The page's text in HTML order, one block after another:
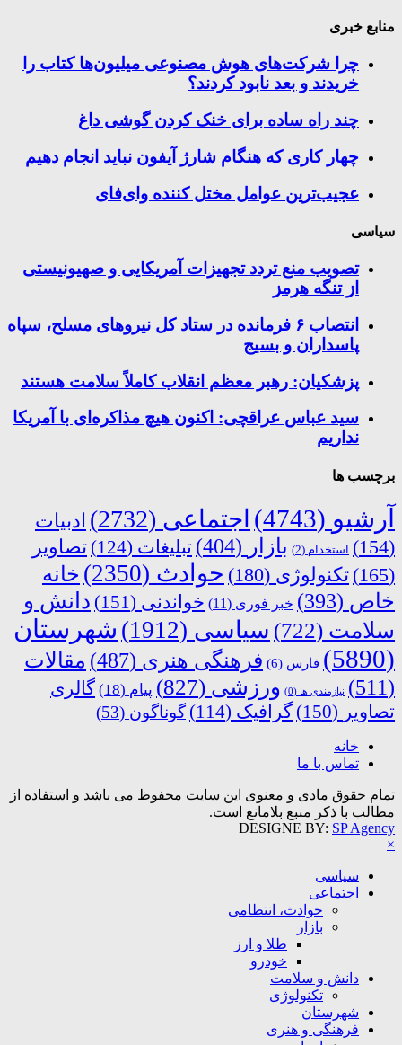
منابع خبری
چرا شرکت‌های هوش مصنوعی میلیون‌ها کتاب را
خریدند و بعد نابود کردند؟
چند راه‌ ساده برای خنک کردن گوشی داغ
چهار کاری که هنگام شارژ آیفون نباید انجام دهیم
عجیب‌ترین عوامل مختل کننده وای‌فای
سیاسی
تصویب منع تردد تجهیزات آمریکایی و صهیونیستی
از تنگه هرمز
انتصاب ۶ فرمانده در ستاد کل نیروهای مسلح، سپاه
پاسداران و بسیج
پزشکیان: رهبر معظم انقلاب کاملاً سلامت هستند
سید عباس عراقچی: اکنون هیچ مذاکره‌ای با آمریکا
نداریم
برچسب ها
آرشیو (4743) اجتماعی (2732)
ادبیات
(154)
استخدام (2) بازار (404) تبلیغات (124)
تصاویر
(165)
تکنولوژی (180) حوادث (2350)
خانه
خاص (393) خبر فوری (11) خواندنی (151)
دانش و
سلامت (722) سیاسی (1912)
شهرستان
(5890)
فارس (6) فرهنگی هنری (487)
مقالات
(511)
نیازمندی ها (0) ورزشی (827) پیام (18)
گالری
تصاویر (150) گرافیک (114) گوناگون (53)
خانه
تماس با ما
تمام حقوق مادی و معنوی این سایت محفوظ می باشد و استفاده از
مطالب با ذکر منبع بلامانع است.
DESIGNE BY: SP Agency
×
سیاسی
اجتماعی
حوادث، انتظامی
بازار
طلا و ارز
خودرو
دانش و سلامت
تکنولوژی
شهرستان
فرهنگی و هنری